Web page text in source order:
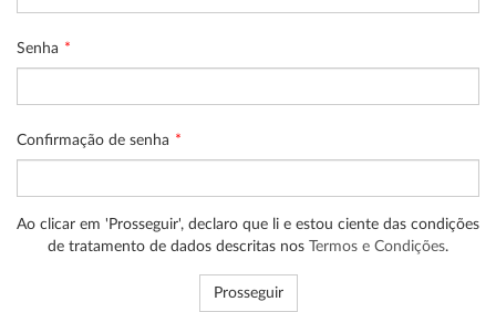
Senha
Confirmação de senha
Ao clicar em 'Prosseguir', declaro que li e estou ciente das condições
de tratamento de dados descritas nos
Termos e Condições.